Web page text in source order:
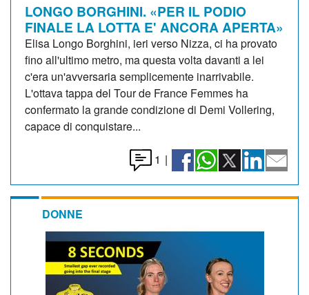
LONGO BORGHINI. «PER IL PODIO
FINALE LA LOTTA E' ANCORA APERTA»
Elisa Longo Borghini, ieri verso Nizza, ci ha provato
fino all'ultimo metro, ma questa volta davanti a lei
c'era un'avversaria semplicemente inarrivabile.
L'ottava tappa del Tour de France Femmes ha
confermato la grande condizione di Demi Vollering,
capace di conquistare...
1 |
DONNE